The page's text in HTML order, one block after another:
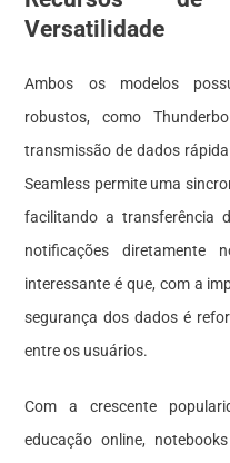
Versatilidade
Ambos os modelos
robustos, como
transmissão de dados
Seamless permite uma
facilitando a transferência
notificações diretamente
interessante é que, com a
segurança dos dados é
entre os usuários.
Com a crescente
educação online,